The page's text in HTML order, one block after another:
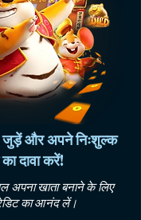
जुड़ें और अपने निःशुल्क
दावा करें!
अपना खाता बनाने के लिए
का आनंद लें।